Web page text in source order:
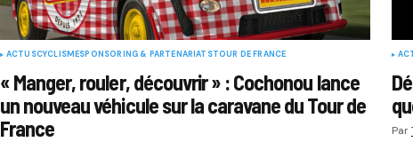
ACTUSCYCLISMESPONSORING & PARTENARIATSTOUR DE FRANCE
« Manger, rouler, découvrir » : Cochonou lance
un nouveau véhicule sur la caravane du Tour de
France
Par